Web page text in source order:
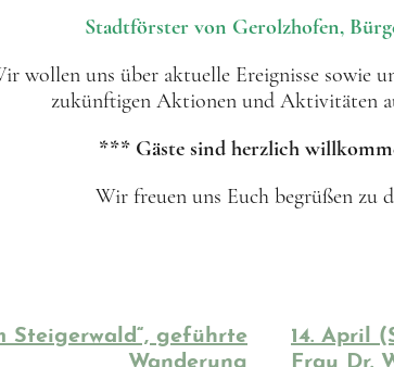
Stadtförster von Gerolzhofen,
wollen uns über aktuelle Ereignisse sowie
zukünftigen Aktionen und Aktivitäten
*** Gäste sind herzlich
Wir freuen uns Euch begrüßen zu
Steigerwald“, geführte
14. April